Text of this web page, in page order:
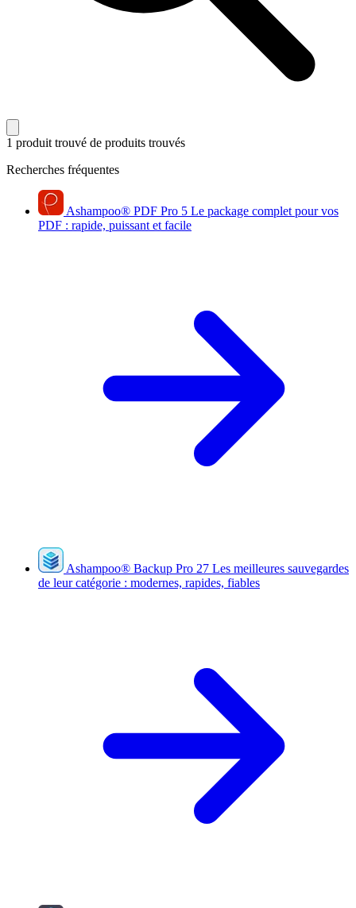
1 produit trouvé de produits trouvés
Recherches fréquentes
Ashampoo® PDF Pro 5 Le package complet pour vos
PDF : rapide, puissant et facile
Ashampoo® Backup Pro 27 Les meilleures sauvegardes
de leur catégorie : modernes, rapides, fiables